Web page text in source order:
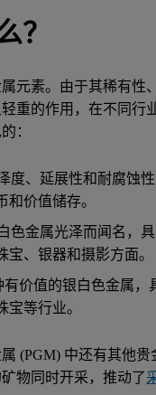
？
元素。由于其稀有
重的作用，在不同行
：
度、延展性和耐腐蚀
和价值储存。
色金属光泽而闻名，
宝、银器和摄影方面。
有价值的银白色金属
宝等行业。
(PGM) 中还有其他
物同时开采，推动了